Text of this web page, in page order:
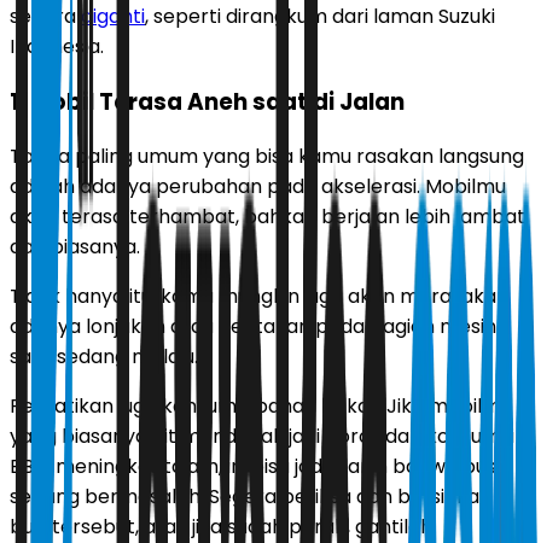
segera diganti, seperti dirangkum dari laman Suzuki
Indonesia.
1. Mobil Terasa Aneh saat di Jalan
Tanda paling umum yang bisa kamu rasakan langsung
adalah adanya perubahan pada akselerasi. Mobilmu
akan terasa terhambat, bahkan berjalan lebih lambat
dari biasanya.
Tidak hanya itu, kamu mungkin juga akan merasakan
adanya lonjakan atau hentakan pada bagian mesin
saat sedang melaju.
Perhatikan juga konsumsi bahan bakar. Jika mobilmu
yang biasanya irit mendadak jadi boros dan konsumsi
BBM meningkat tajam, ini bisa jadi alarm bahwa busi
sedang bermasalah. Segera periksa dan bersihkan
busi tersebut, atau jika sudah parah, gantilah.